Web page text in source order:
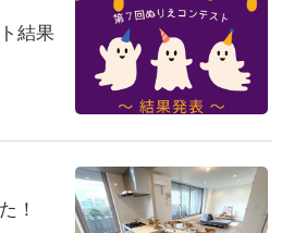
会社概要
スタッフ紹介
お客様の声
お知らせ
結果
！